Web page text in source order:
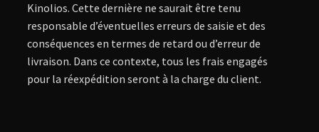
Kinolios. Cette dernière ne saurait être tenu
responsable d’éventuelles erreurs de saisie et des
conséquences en termes de retard ou d’erreur de
livraison. Dans ce contexte, tous les frais engagés
pour la réexpédition seront à la charge du client.